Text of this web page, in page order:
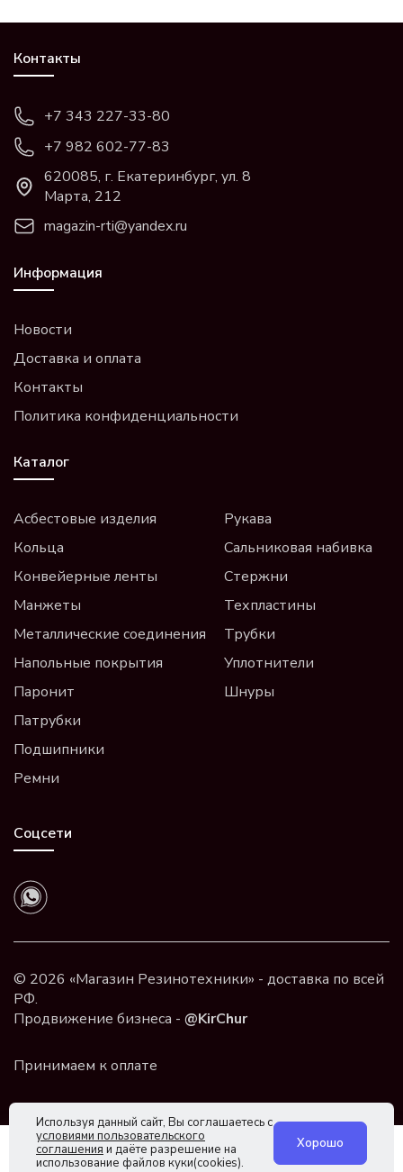
Контакты
+7 343 227-33-80
+7 982 602-77-83
620085, г. Екатеринбург, ул. 8
Марта, 212
magazin-rti@yandex.ru
Информация
Новости
Доставка и оплата
Контакты
Политика конфиденциальности
Каталог
Асбестовые изделия
Кольца
Конвейерные ленты
Манжеты
Металлические соединения
Напольные покрытия
Паронит
Патрубки
Подшипники
Ремни
Рукава
Сальниковая набивка
Стержни
Техпластины
Трубки
Уплотнители
Шнуры
Соцсети
© 2026 «Магазин Резинотехники» - доставка по всей
РФ.
Продвижение бизнеса - @KirChur
Используя данный сайт, Вы соглашаетесь с
условиями пользовательского
соглашения и даёте разрешение на
использование файлов куки(cookies).
Хорошо